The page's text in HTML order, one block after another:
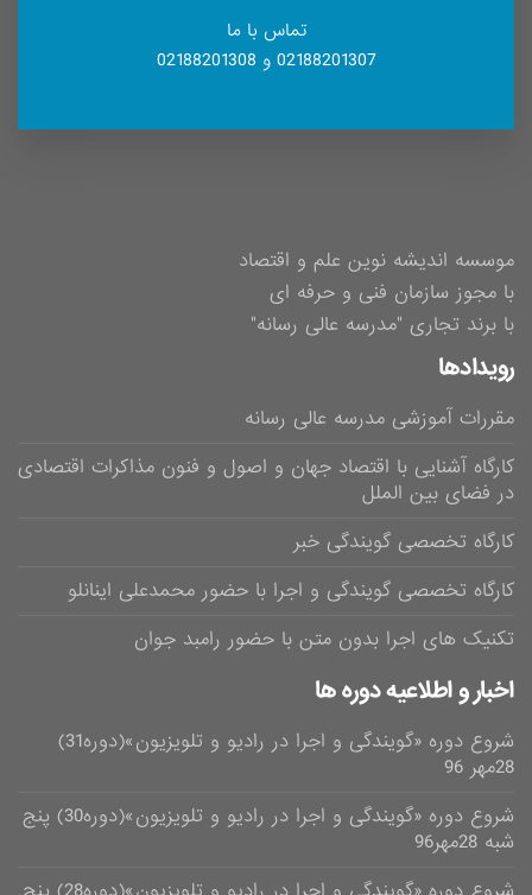
تماس با ما
02188201307 و 02188201308
موسسه اندیشه نوین علم و اقتصاد
با مجوز سازمان فنی و حرفه ای
با برند تجاری "مدرسه عالی رسانه"
رویدادها
مقررات آموزشی مدرسه عالی رسانه
کارگاه آشنایی با اقتصاد جهان و اصول و فنون مذاکرات اقتصادی
در فضای بین الملل
کارگاه تخصصی گویندگی خبر
کارگاه تخصصی گویندگی و اجرا با حضور محمدعلی اینانلو
تکنیک های اجرا بدون متن با حضور رامبد جوان
اخبار و اطلاعیه دوره ها
شروع دوره «گویندگی و اجرا در رادیو و تلویزیون»(دوره31)
28مهر 96
شروع دوره «گویندگی و اجرا در رادیو و تلویزیون»(دوره30) پنج
شبه 28مهر96